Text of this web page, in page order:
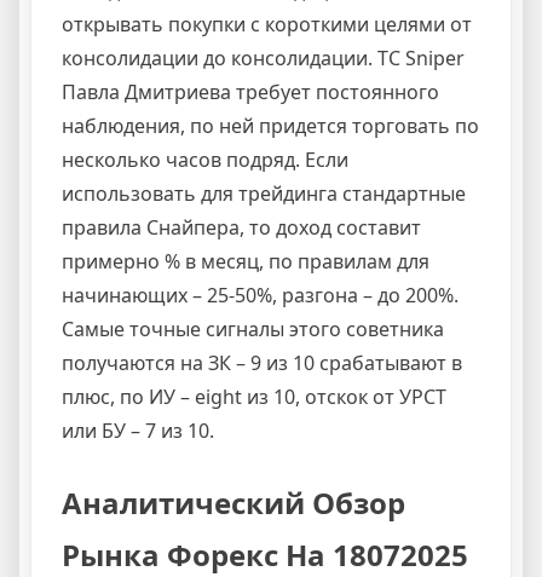
открывать покупки с короткими целями от
консолидации до консолидации. ТС Sniper
Павла Дмитриева требует постоянного
наблюдения, по ней придется торговать по
несколько часов подряд. Если
использовать для трейдинга стандартные
правила Снайпера, то доход составит
примерно % в месяц, по правилам для
начинающих – 25-50%, разгона – до 200%.
Самые точные сигналы этого советника
получаются на ЗК – 9 из 10 срабатывают в
плюс, по ИУ – eight из 10, отскок от УРСТ
или БУ – 7 из 10.
Аналитический Обзор
Рынка Форекс На 18072025